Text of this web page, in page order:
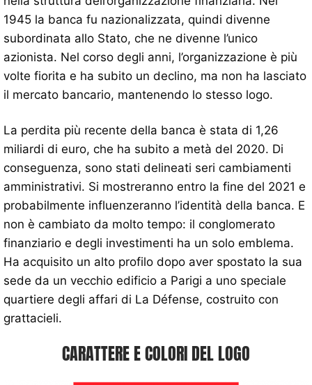
1945 la banca fu nazionalizzata, quindi divenne
subordinata allo Stato, che ne divenne l’unico
azionista. Nel corso degli anni, l’organizzazione è più
volte fiorita e ha subito un declino, ma non ha lasciato
il mercato bancario, mantenendo lo stesso logo.
La perdita più recente della banca è stata di 1,26
miliardi di euro, che ha subito a metà del 2020. Di
conseguenza, sono stati delineati seri cambiamenti
amministrativi. Si mostreranno entro la fine del 2021 e
probabilmente influenzeranno l’identità della banca. E
non è cambiato da molto tempo: il conglomerato
finanziario e degli investimenti ha un solo emblema.
Ha acquisito un alto profilo dopo aver spostato la sua
sede da un vecchio edificio a Parigi a uno speciale
quartiere degli affari di La Défense, costruito con
grattacieli.
CARATTERE E COLORI DEL LOGO